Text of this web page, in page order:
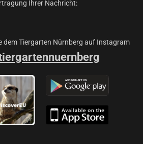
Ihrer Nachricht:
dem Tiergarten Nürnberg auf Instagram